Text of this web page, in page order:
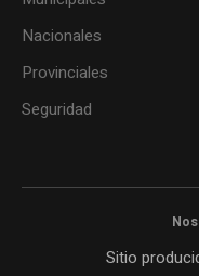
Nacionales
Provinciales
Seguridad
Sitio